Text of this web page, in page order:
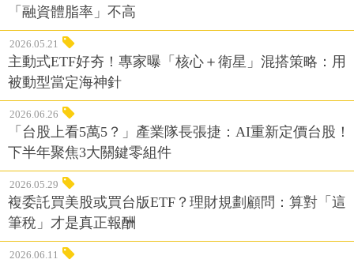
「融資體脂率」不高
2026.05.21
主動式ETF好夯！專家曝「核心＋衛星」混搭策略：用
被動型當定海神針
2026.06.26
「台股上看5萬5？」產業隊長張捷：AI重新定價台股！
下半年聚焦3大關鍵零組件
2026.05.29
複委託買美股或買台版ETF？理財規劃顧問：算對「這
筆稅」才是真正報酬
2026.06.11